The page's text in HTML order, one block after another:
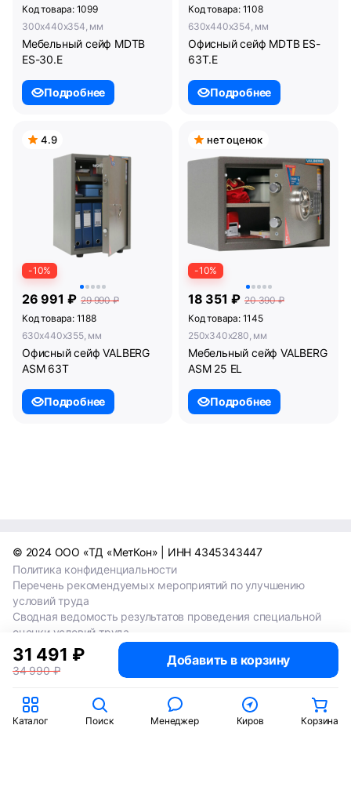
31 491 ₽
34 990 ₽
Добавить в корзину
Код товара: 1099
300x440x354, мм
Мебельный сейф MDTB
ES-30.Е
Подробнее
Код товара: 1108
630x440x354, мм
Офисный сейф MDTB ES-
63Т.Е
Подробнее
4.9
-10%
26 991 ₽ 29 990 ₽
Код товара: 1188
630x440x355, мм
Офисный сейф VALBERG
ASM 63T
Подробнее
нет оценок
-10%
18 351 ₽ 20 390 ₽
Код товара: 1145
250x340x280, мм
Мебельный сейф VALBERG
ASM 25 EL
Подробнее
© 2024 ООО «ТД «МетКон» | ИНН 4345343447
Политика конфиденциальности
Перечень рекомендуемых мероприятий по улучшению
условий труда
Сводная ведомость результатов проведения специальной
оценки условий труда
Сводная ведомость результатов проведения специальной
оценки условий труда 2024
Сводная ведомость результатов проведения специальной
оценки условий труда 2025
Каталог Поиск Менеджер Киров Корзина